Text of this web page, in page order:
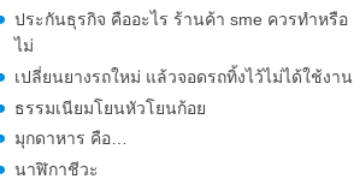
ประกันธุรกิจ คืออะไร ร้านค้า sme ควรทำหรือ
ไม่
เปลี่ยนยางรถใหม่ แล้วจอดรถทิ้งไว้ไม่ได้ใช้งาน
ธรรมเนียมโยนหัวโยนก้อย
มุกดาหาร คือ…
นาฬิกาชีวะ